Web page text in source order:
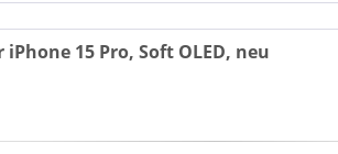
15 Pro, Soft OLED, neu